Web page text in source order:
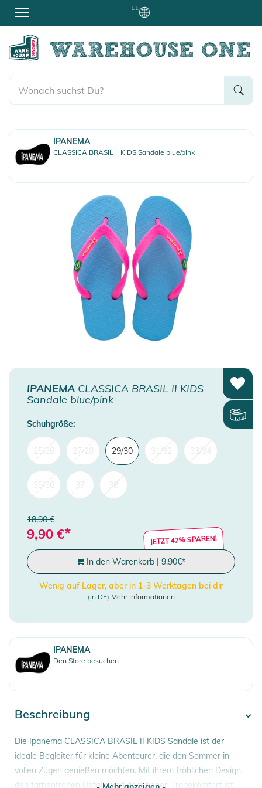
DE
IPANEMA
CLASSICA BRASIL II KIDS Sandale blue/pink
IPANEMA CLASSICA BRASIL II KIDS
Sandale blue/pink
Schuhgröße:
29/30
18,90 €
9,90 €* JETZT 47% SPAREN!
In den Warenkorb | 9,90€*
Wenig auf Lager, aber in 1-3 Werktagen bei dir
(in DE) Mehr Informationen
IPANEMA
Den Store besuchen
Beschreibung
Die Ipanema CLASSICA BRASIL II KIDS Sandale ist der
ideale Begleiter für kleine Abenteurer, die den Sommer in
vollen Zügen genießen möchten. Mit ihrem fröhlichen Design,
den farbenfrohen Details und dem hohen Tragekomfort ist